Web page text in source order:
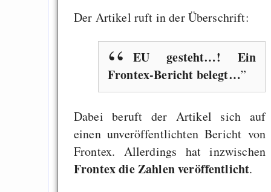
Der Artikel ruft in der Überschrift:
EU gesteht…! Ein
Frontex-Bericht belegt…
Dabei beruft der Artikel sich auf
einen unveröffentlichten Bericht von
Frontex. Allerdings hat inzwischen
Frontex die Zahlen veröffentlicht.
Zuletzt angezeigt:
90% der
hatten ein Recht
ein Blick in die
Google+
Leistungsschutzrecht
El Kanban Org: